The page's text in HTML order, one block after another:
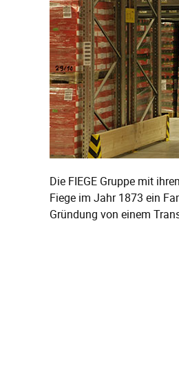
Die FIEGE Gruppe mit
Fiege im Jahr 1873 ein
Gründung von einem